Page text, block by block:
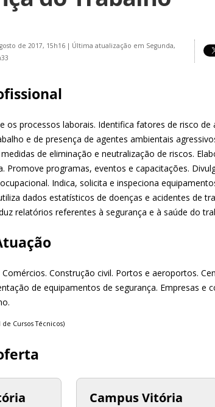
de 2017, 15h16 | Última atualização em Segunda,
os processos laborais. Identifica fatores de risco
e de presença de agentes ambientais
de eliminação e neutralização de riscos.
Promove programas, eventos e capacitações.
Indica, solicita e inspeciona
dados estatísticos de doenças e acidentes de
relatórios referentes à segurança e à saúde do
Comércios. Construção civil. Portos e aeroportos.
de equipamentos de segurança. Empresas e
Cursos Técnicos)
Campus Vitória